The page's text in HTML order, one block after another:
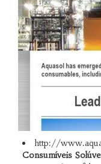
http://
Consumíveis